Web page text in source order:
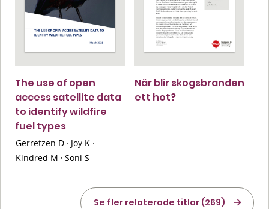
The use of open
access satellite data
to identify wildfire
fuel types
Gerretzen D · Joy K ·
Kindred M · Soni S
När blir skogsbranden
ett hot?
Se fler relaterade titlar (269)